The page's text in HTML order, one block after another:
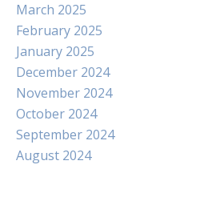
March 2025
February 2025
January 2025
December 2024
November 2024
October 2024
September 2024
August 2024